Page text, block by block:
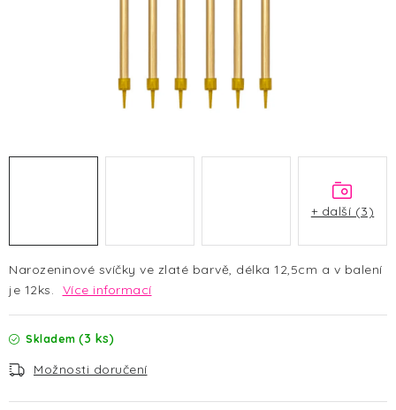
Narozeninové svíčky ve zlaté barvě, délka 12,5cm a v balení
je 12ks.
Více informací
Skladem (3 ks)
Možnosti doručení
+ další (3)